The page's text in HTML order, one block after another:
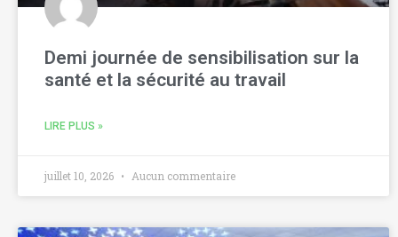
Demi journée de sensibilisation sur la
santé et la sécurité au travail
LIRE PLUS »
juillet 10, 2026 Aucun commentaire